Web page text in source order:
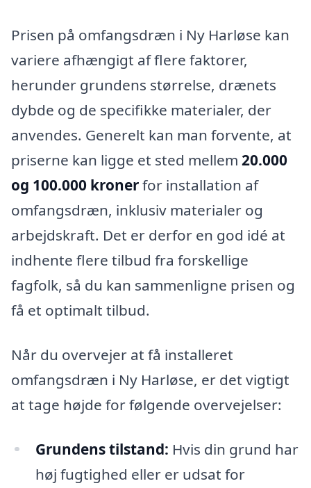
Prisen på omfangsdræn i Ny Harløse kan
variere afhængigt af flere faktorer,
herunder grundens størrelse, drænets
dybde og de specifikke materialer, der
anvendes. Generelt kan man forvente, at
priserne kan ligge et sted mellem 20.000
og 100.000 kronerfor installation af
omfangsdræn, inklusiv materialer og
arbejdskraft. Det er derfor en god idé at
indhente flere tilbud fra forskellige
fagfolk, så du kan sammenligne prisen og
få et optimalt tilbud.
Når du overvejer at få installeret
omfangsdræn i Ny Harløse, er det vigtigt
at tage højde for følgende overvejelser:
Grundens tilstand: Hvis din grund har
høj fugtighed eller er udsat for